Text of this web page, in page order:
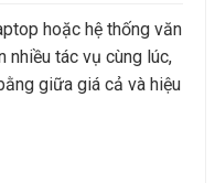
hoặc hệ thống văn
nhiều tác vụ cùng lúc,
giữa giá cả và hiệu